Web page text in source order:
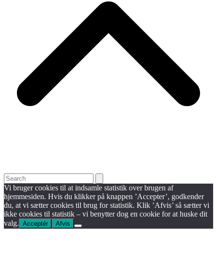
Search
Vi bruger cookies til at indsamle statistik over brugen af
hjemmesiden. Hvis du klikker på knappen ’Accepter’, godkender
du, at vi sætter cookies til brug for statistik. Klik ’Afvis’ så sætter vi
ikke cookies til statistik – vi benytter dog en cookie for at huske dit
valg. Acceptér Afvis